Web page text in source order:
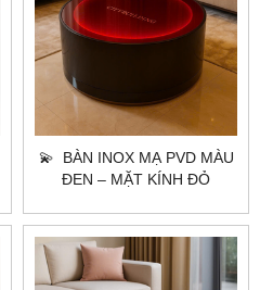
💫 BÀN INOX MẠ PVD MÀU
ĐEN – MẶT KÍNH ĐỎ
CITYBUILDING